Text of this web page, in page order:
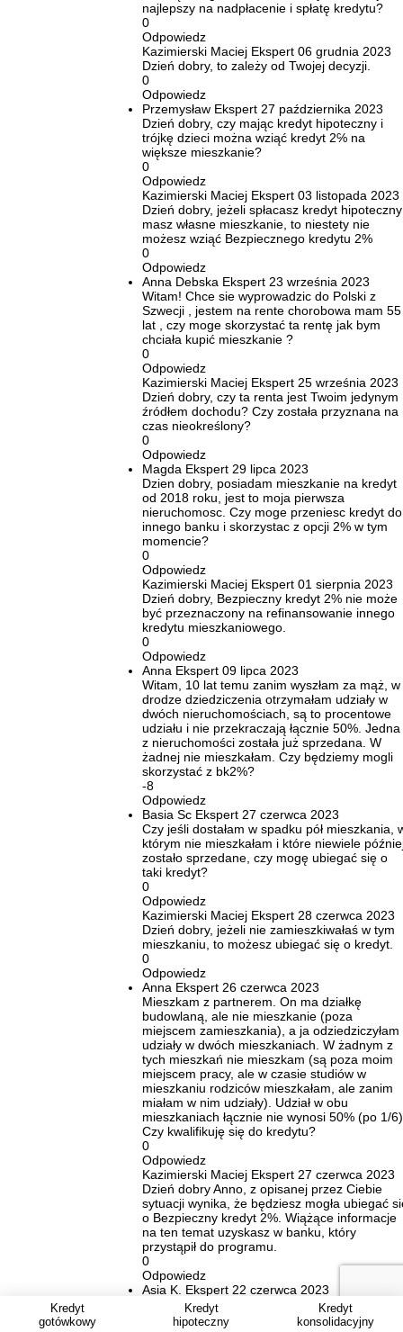
najlepszy na nadpłacenie i spłatę kredytu?
0
Odpowiedz
Kazimierski Maciej Ekspert 06 grudnia 2023
Dzień dobry, to zależy od Twojej decyzji.
0
Odpowiedz
Przemysław Ekspert 27 października 2023
Dzień dobry, czy mając kredyt hipoteczny i
trójkę dzieci można wziąć kredyt 2℅ na
większe mieszkanie?
0
Odpowiedz
Kazimierski Maciej Ekspert 03 listopada 2023
Dzień dobry, jeżeli spłacasz kredyt
masz własne mieszkanie, to niestety nie
możesz wziąć Bezpiecznego kredytu 2%
0
Odpowiedz
Anna Debska Ekspert 23 września 2023
Witam! Chce sie wyprowadzic do Polski z
Szwecji , jestem na rente chorobowa mam 55
lat , czy moge skorzystać ta rentę jak bym
chciała kupić mieszkanie ?
0
Odpowiedz
Kazimierski Maciej Ekspert 25 września 2023
Dzień dobry, czy ta renta jest Twoim jedynym
źródłem dochodu? Czy została przyznana na
czas nieokreślony?
0
Odpowiedz
Magda Ekspert 29 lipca 2023
Dzien dobry, posiadam mieszkanie na kredyt
od 2018 roku, jest to moja pierwsza
nieruchomosc. Czy moge przeniesc kredyt do
innego banku i skorzystac z opcji 2% w tym
momencie?
0
Odpowiedz
Kazimierski Maciej Ekspert 01 sierpnia 2023
Dzień dobry, Bezpieczny kredyt 2% nie może
być przeznaczony na refinansowanie innego
kredytu mieszkaniowego.
0
Odpowiedz
Anna Ekspert 09 lipca 2023
Witam, 10 lat temu zanim wyszłam za mąż, w
drodze dziedziczenia otrzymałam udziały w
dwóch nieruchomościach, są to procentowe
udziału i nie przekraczają łącznie 50%. Jedna
z nieruchomości została już sprzedana. W
żadnej nie mieszkałam. Czy będziemy mogli
skorzystać z bk2%?
-8
Odpowiedz
Basia Sc Ekspert 27 czerwca 2023
Czy jeśli dostałam w spadku pół mieszkania,
którym nie mieszkałam i które niewiele
zostało sprzedane, czy mogę ubiegać się o
taki kredyt?
0
Odpowiedz
Kazimierski Maciej Ekspert 28 czerwca 2023
Dzień dobry, jeżeli nie zamieszkiwałaś w tym
mieszkaniu, to możesz ubiegać się o kredyt.
0
Odpowiedz
Anna Ekspert 26 czerwca 2023
Mieszkam z partnerem. On ma działkę
budowlaną, ale nie mieszkanie (poza
miejscem zamieszkania), a ja odziedziczyłam
udziały w dwóch mieszkaniach. W żadnym z
tych mieszkań nie mieszkam (są poza moim
miejscem pracy, ale w czasie studiów w
mieszkaniu rodziców mieszkałam, ale zanim
miałam w nim udziały). Udział w obu
mieszkaniach łącznie nie wynosi 50% (po 1/
Czy kwalifikuję się do kredytu?
0
Odpowiedz
Kazimierski Maciej Ekspert 27 czerwca 2023
Dzień dobry Anno, z opisanej przez Ciebie
sytuacji wynika, że będziesz mogła ubiegać
o Bezpieczny kredyt 2%. Wiążące informacje
na ten temat uzyskasz w banku, który
przystąpił do programu.
0
Odpowiedz
Asia K. Ekspert 22 czerwca 2023
Dzień dobry ,w tej chwili płacę transze kredytu
hipotecznego , transze kończą się we
Kredyt
gotówkowy
Kredyt
hipoteczny
Kredyt
konsolidacyjny